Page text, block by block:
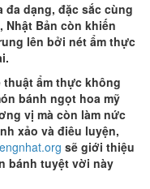
dạng, đặc sắc cùng
Bản còn khiến
lên bởi nét ẩm thực
ẩm thực không
bánh ngọt hoa mỹ
vị mà còn làm nức
xảo và điêu luyện,
sẽ giới thiệu
bánh tuyệt vời này